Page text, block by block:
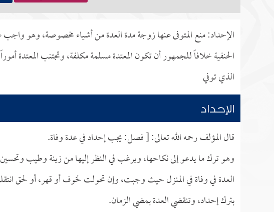
الإحداد: منع المتوفى عنها زوجة مدة العدة من أشياء مخصوصة، وهو
الحنفية خلافاً للجمهور أن تكون المعتدة مسلمة مكلفة، وتجتنب المعتدة
الذي توفي
الإحداد
قال المؤلف رحمه الله تعالى: [ فصل: يجب إحداد في عدة وفاة.
وهو ترك ما يدعو إلى نكاحها، ويرغب في النظر إليها من زينة وطيب
العدة في وفاة في المنزل حيث وجبت، وإن تحولت لخوف أو قهر، أو لحق
بترك إحداد، وتنقضي العدة بمضي الزمان.